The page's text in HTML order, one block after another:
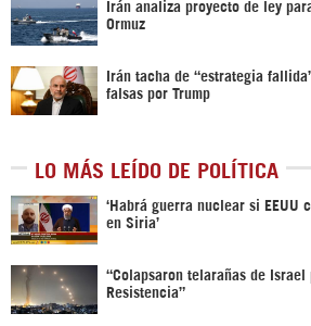
Irán analiza proyecto de ley
Ormuz
Irán tacha de “estrategia
falsas por Trump
LO MÁS LEÍDO DE POLÍTICA
‎‘Habrá guerra nuclear si EEUU
en Siria’‎
“Colapsaron telarañas de
Resistencia”